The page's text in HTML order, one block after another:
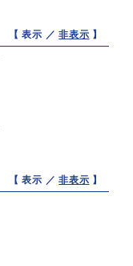
【 表示 ／非表示 】
【 表示 ／非表示 】